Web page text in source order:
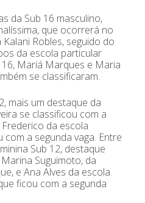
da Sub 16 masculino,
que ocorrerá no
Robles, seguido do
da escola particular
16, Mariá Marques e Maria
se classificaram.
mais um destaque da
se classificou com a
da escola
a segunda vaga. Entre
Sub 12, destaque
Suguimoto, da
e Ana Alves da escola
ficou com a segunda